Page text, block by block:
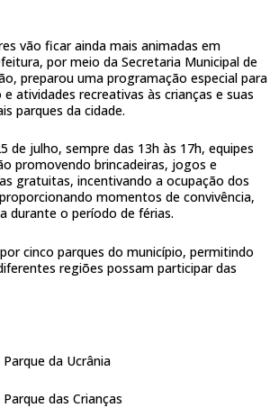
vão ficar ainda mais animadas em
por meio da Secretaria Municipal de
preparou uma programação especial para
atividades recreativas às crianças e suas
parques da cidade.
de julho, sempre das 13h às 17h, equipes
promovendo brincadeiras, jogos e
gratuitas, incentivando a ocupação dos
momentos de convivência,
durante o período de férias.
cinco parques do município, permitindo
regiões possam participar das
da Ucrânia
das Crianças